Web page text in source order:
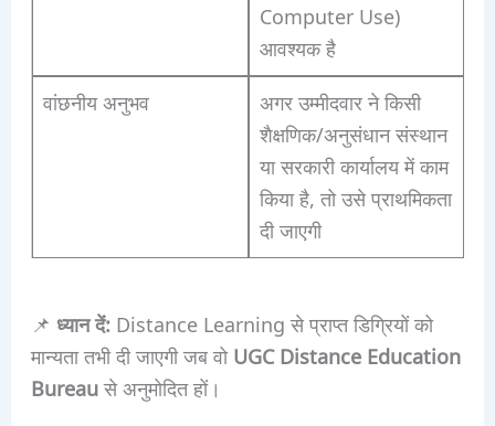
Computer Use)
आवश्यक है
वांछनीय अनुभव
अगर उम्मीदवार ने किसी
शैक्षणिक/अनुसंधान संस्थान
या सरकारी कार्यालय में काम
किया है, तो उसे प्राथमिकता
दी जाएगी
📌 ध्यान दें:Distance Learning से प्राप्त डिग्रियों को
मान्यता तभी दी जाएगी जब वोUGC Distance Education
Bureauसे अनुमोदित हों।